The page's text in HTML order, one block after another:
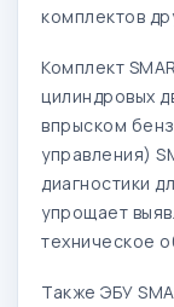
комплектов
Комплект
цилиндровых
впрыском
управления)
диагностики
упрощает
техническое
Также ЭБУ